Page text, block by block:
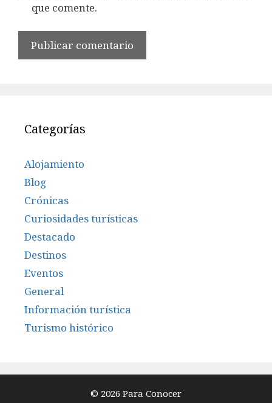
que comente.
Categorías
Alojamiento
Blog
Crónicas
Curiosidades turísticas
Destacado
Destinos
Eventos
General
Información turística
Turismo histórico
© 2026 Para Conocer